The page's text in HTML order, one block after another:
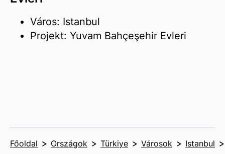
Város: Istanbul
Projekt: Yuvam Bahçeşehir Evleri
Főoldal Országok Türkiye Városok Istanbul